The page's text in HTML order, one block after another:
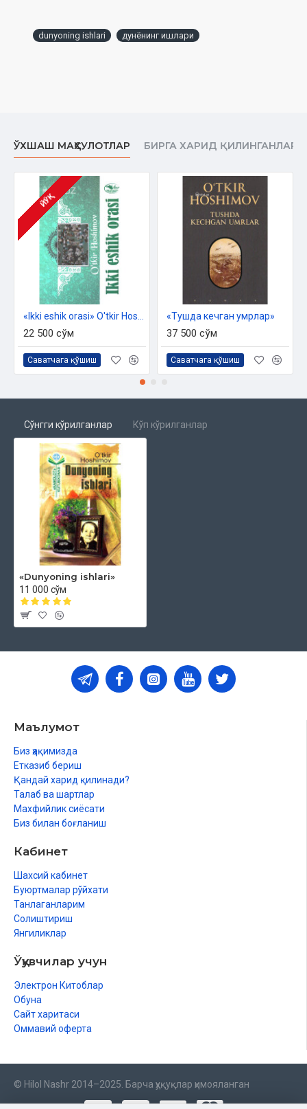
dunyoning ishlari дунёнинг ишлари
ЎХШАШ МАҲСУЛОТЛАР БИРГА ХАРИД ҚИЛИНГАНЛАР
ЙЎҚ
22 500 сўм
Саватчага қўшиш
«Тушда кечган умрлар»
37 500 сўм
Саватчага қўшиш
Сўнгги кўрилганлар Кўп кўрилганлар
«Dunyoning ishlari»
11 000 сўм
Маълумот
Биз ҳақимизда
Етказиб бериш
Қандай харид қилинади?
Талаб ва шартлар
Махфийлик сиёсати
Биз билан боғланиш
Кабинет
Шахсий кабинет
Буюртмалар рўйхати
Танлаганларим
Солиштириш
Янгиликлар
Ўқувчилар учун
Электрон Китоблар
Обуна
Сайт харитаси
Оммавий оферта
© Hilol Nashr 2014–2025. Барча ҳуқуқлар ҳимояланган